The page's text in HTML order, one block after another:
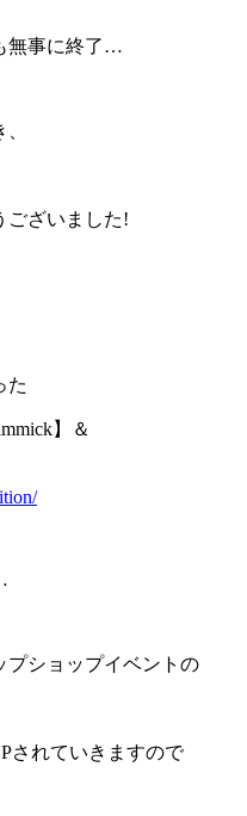
無事に終了…
ございました!
た
】 ＆
プショップイベントの
されていきますので